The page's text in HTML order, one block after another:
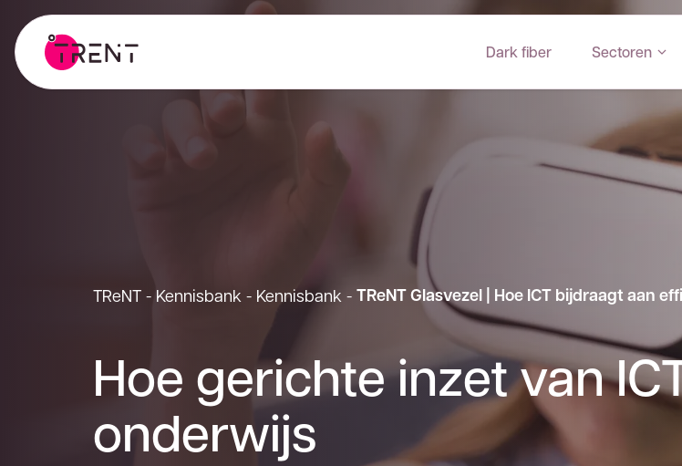
Dark fiber Sectoren
TReNT - Kennisbank - Kennisbank - TReNT Glasvezel | Hoe ICT bijdraagt aan
Hoe gerichte inzet van
onderwijs